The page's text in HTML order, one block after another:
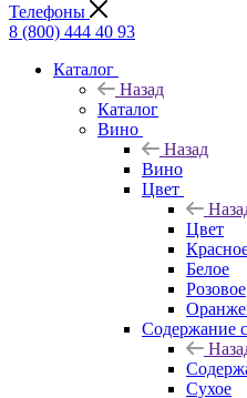
Телефоны
8 (800) 444 40 93
Каталог
Назад
Каталог
Вино
Назад
Вино
Цвет
Цвет
Белое
Розовое
Содержание
Сухое